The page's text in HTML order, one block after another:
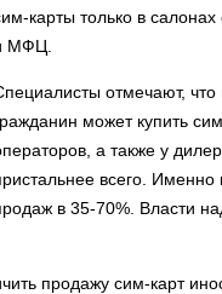
карты только в
МФЦ.
отмечают,
может купить
а также у
всего.
в 35-70%. Власти
продажу сим-карт